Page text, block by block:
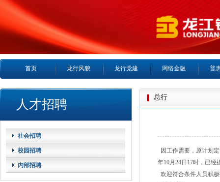
首页 龙行风貌 龙行党建 网络金融 普
人才招聘
社会招聘
校园招聘
内部招聘
总行
因工作需要，原计划
年10月24日17时，已
欢迎符合条件人员积